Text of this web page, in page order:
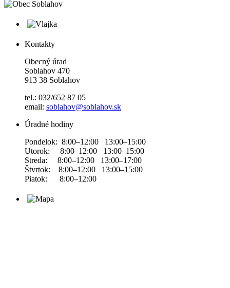
Kontakty
Obecný úrad
Soblahov 470
913 38 Soblahov
tel.: 032/652 87 05
email: soblahov@soblahov.sk
Úradné hodiny
Pondelok: 8:00–12:00 13:00–15:00
Utorok: 8:00–12:00 13:00–15:00
Streda: 8:00–12:00 13:00–17:00
Štvrtok: 8:00–12:00 13:00–15:00
Piatok: 8:00–12:00